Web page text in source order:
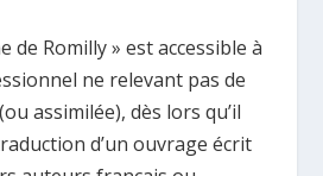
de Romilly » est accessible à
ne relevant pas de
assimilée), dès lors qu’il
d’un ouvrage écrit